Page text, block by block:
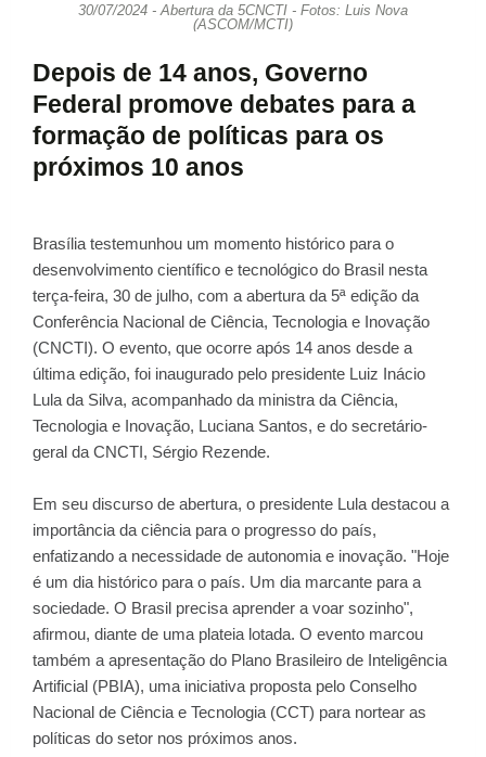
30/07/2024 - Abertura da 5CNCTI - Fotos: Luis Nova
(ASCOM/MCTI)
Depois de 14 anos, Governo
Federal promove debates para a
formação de políticas para os
próximos 10 anos
Brasília testemunhou um momento histórico para o
desenvolvimento científico e tecnológico do Brasil nesta
terça-feira, 30 de julho, com a abertura da 5ª edição da
Conferência Nacional de Ciência, Tecnologia e Inovação
(CNCTI). O evento, que ocorre após 14 anos desde a
última edição, foi inaugurado pelo presidente Luiz Inácio
Lula da Silva, acompanhado da ministra da Ciência,
Tecnologia e Inovação, Luciana Santos, e do secretário-
geral da CNCTI, Sérgio Rezende.
Em seu discurso de abertura, o presidente Lula destacou a
importância da ciência para o progresso do país,
enfatizando a necessidade de autonomia e inovação. "Hoje
é um dia histórico para o país. Um dia marcante para a
sociedade. O Brasil precisa aprender a voar sozinho",
afirmou, diante de uma plateia lotada. O evento marcou
também a apresentação do Plano Brasileiro de Inteligência
Artificial (PBIA), uma iniciativa proposta pelo Conselho
Nacional de Ciência e Tecnologia (CCT) para nortear as
políticas do setor nos próximos anos.